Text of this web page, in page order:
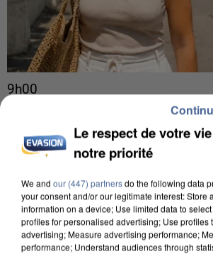
9h00
Une nouvelle canicule va faire
22 départements sont placés en
dès ce lundi 10 août 2026.
Le respect de votre
notre priorité
We and our (447) partnersdo the following data
your consent and/or our legitimate interest: Store
information on a device; Use limited data to
profiles for personalised advertising; Use profiles
advertising; Measure advertising performance;
performance; Understand audiences through